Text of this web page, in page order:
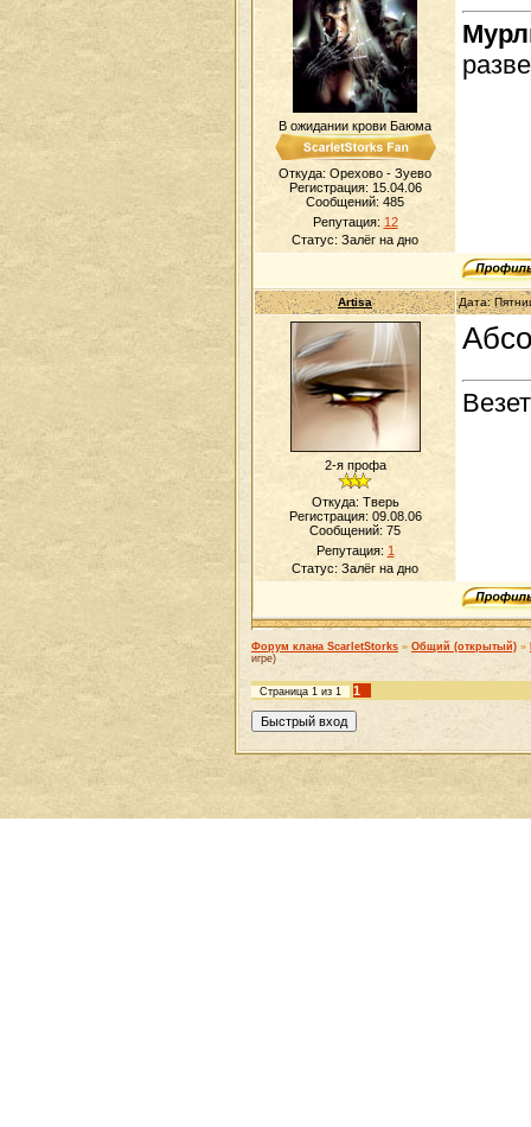
В ожидании крови Баюма
Откуда: Орехово - Зуево
Регистрация: 15.04.06
Сообщений: 485
Репутация: 12
Статус: Залёг на дно
Artisa Дата:
2-я профа
Откуда: Тверь
Регистрация: 09.08.06
Сообщений: 75
Репутация: 1
Статус: Залёг на дно
Форум клана ScarletStorks » Общий (открытый) »
игре)
Страница 1 из 1 1